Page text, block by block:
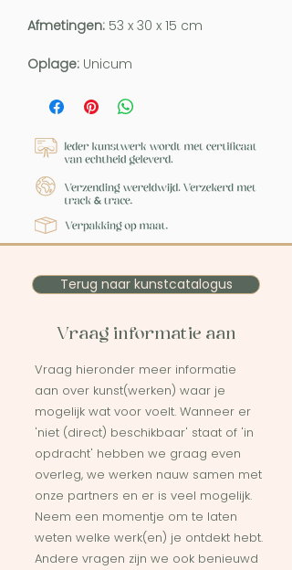
Afmetingen: 53 x 30 x 15 cm
Oplage: Unicum
Terug naar kunstcatalogus
Vraag informatie aan
Vraag hieronder meer informatie
aan over kunst(werken) waar je
mogelijk wat voor voelt. Wanneer er
'niet (direct) beschikbaar' staat of 'in
opdracht' hebben we graag even
overleg, we werken nauw samen met
onze partners en er is veel mogelijk.
Neem een momentje om te laten
weten welke werk(en) je ontdekt hebt.
Andere vragen zijn we ook benieuwd